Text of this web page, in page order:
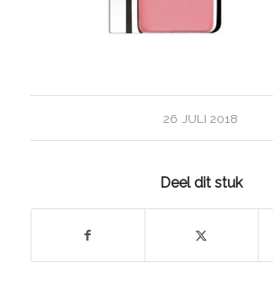
26 JULI 2018
Deel dit stuk